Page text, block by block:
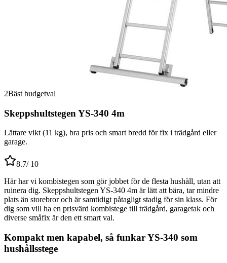
2Bäst budgetval
Skeppshultstegen YS-340 4m
Lättare vikt (11 kg), bra pris och smart bredd för fix i trädgård eller
garage.
8.7/ 10
Här har vi kombistegen som gör jobbet för de flesta hushåll, utan att
ruinera dig. Skeppshultstegen YS-340 4m är lätt att bära, tar mindre
plats än storebror och är samtidigt påtagligt stadig för sin klass. För
dig som vill ha en prisvärd kombistege till trädgård, garagetak och
diverse småfix är den ett smart val.
Kompakt men kapabel, så funkar YS-340 som
hushållsstege